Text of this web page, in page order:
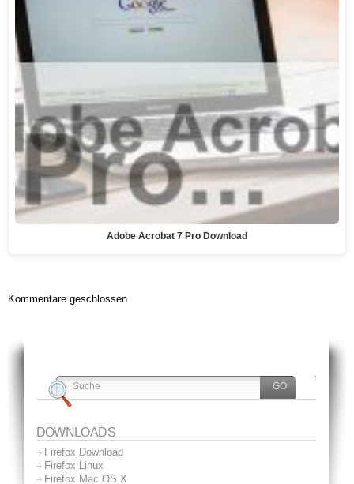
Adobe Acrobat 7 Pro Download
Kommentare geschlossen
DOWNLOADS
Firefox Download
Firefox Linux
Firefox Mac OS X